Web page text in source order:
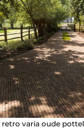
varia oude